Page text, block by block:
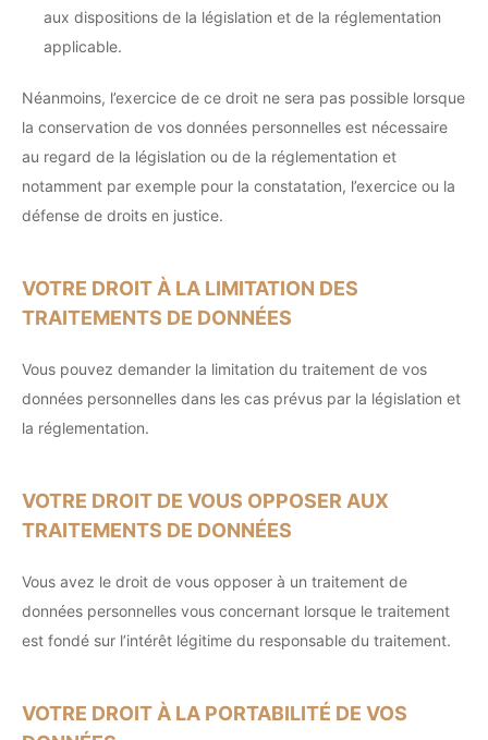
aux dispositions de la législation et de la réglementation
applicable.
Néanmoins, l’exercice de ce droit ne sera pas possible lorsque
la conservation de vos données personnelles est nécessaire
au regard de la législation ou de la réglementation et
notamment par exemple pour la constatation, l’exercice ou la
défense de droits en justice.
VOTRE DROIT À LA LIMITATION DES
TRAITEMENTS DE DONNÉES
Vous pouvez demander la limitation du traitement de vos
données personnelles dans les cas prévus par la législation et
la réglementation.
VOTRE DROIT DE VOUS OPPOSER AUX
TRAITEMENTS DE DONNÉES
Vous avez le droit de vous opposer à un traitement de
données personnelles vous concernant lorsque le traitement
est fondé sur l’intérêt légitime du responsable du traitement.
VOTRE DROIT À LA PORTABILITÉ DE VOS